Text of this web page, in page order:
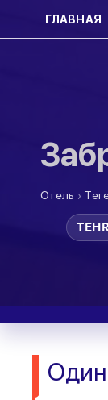
ГЛАВНАЯ
Отель ›
Один